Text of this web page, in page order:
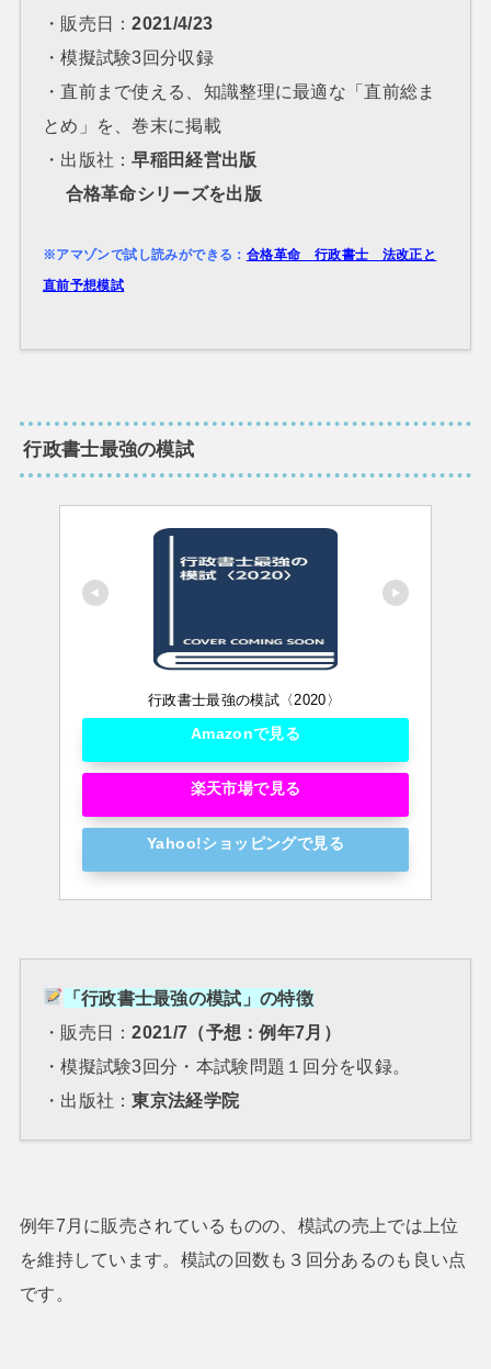
・販売日：2021/4/23
・模擬試験3回分収録
・直前まで使える、知識整理に最適な「直前総ま
とめ」を、巻末に掲載
・出版社：早稲田経営出版
合格革命シリーズを出版
※アマゾンで試し読みができる： 合格革命 行政書士 法改正と
直前予想模試
行政書士最強の模試
行政書士最強の模試〈2020〉
Amazonで見る
楽天市場で見る
Yahoo!ショッピングで見る
「行政書士最強の模試」の特徴
・販売日：2021/7（予想：例年7月）
・模擬試験3回分・本試験問題１回分を収録。
・出版社：東京法経学院
例年7月に販売されているものの、模試の売上では上位
を維持しています。模試の回数も３回分あるのも良い点
です。